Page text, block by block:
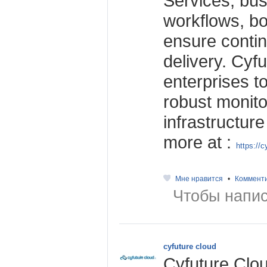
workflows,
ensure
delivery.
enterprises
robust
more at :
https://
Мне нравится •
Чтобы
cyfuture cloud